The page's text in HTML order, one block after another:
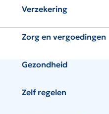
Verzekering
Zorg en vergoedingen
Gezondheid
Zelf regelen